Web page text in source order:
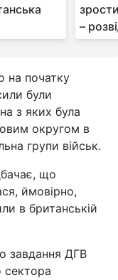
–
на початку
були
з яких була
округом в
групи військ.
що
ймовірно,
в британській
завдання ДГВ
сектора